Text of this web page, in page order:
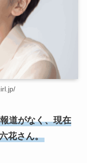
道がなく、現在
花さん。